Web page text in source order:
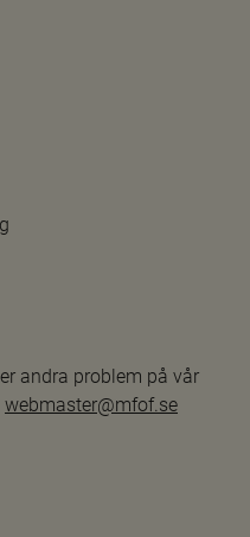
andra problem på vår
webmaster@mfof.se